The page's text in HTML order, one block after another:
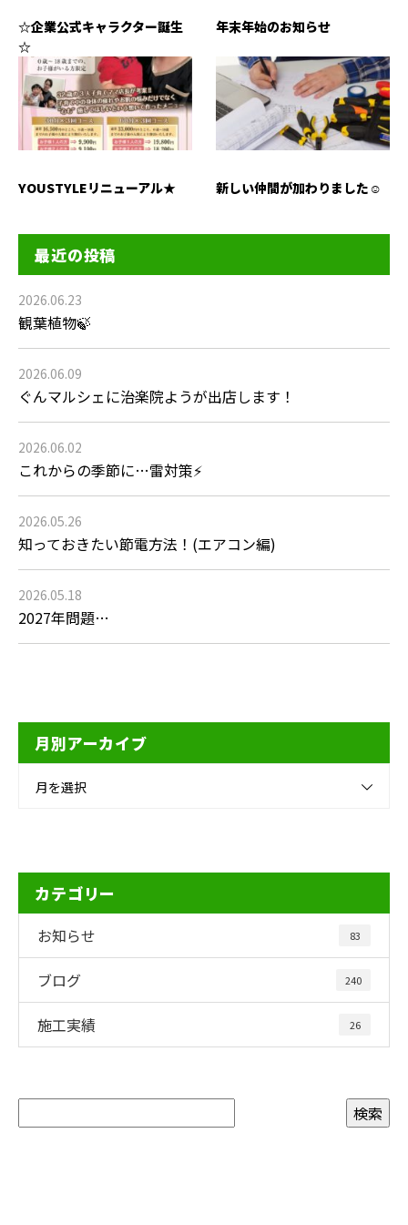
☆企業公式キャラクター誕生
☆
年末年始のお知らせ
YOUSTYLEリニューアル★ 新しい仲間が加わりました☺
最近の投稿
2026.06.23
観葉植物🍃
2026.06.09
ぐんマルシェに治楽院ようが出店します！
2026.06.02
これからの季節に…雷対策⚡
2026.05.26
知っておきたい節電方法！(エアコン編)
2026.05.18
2027年問題…
月別アーカイブ
月を選択
カテゴリー
お知らせ 83
ブログ 240
施工実績 26